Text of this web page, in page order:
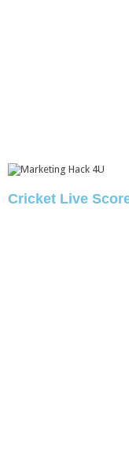
Cricket Live